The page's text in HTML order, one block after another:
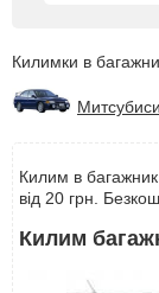
Килимки в
Килим в
від 20 грн.
Килим